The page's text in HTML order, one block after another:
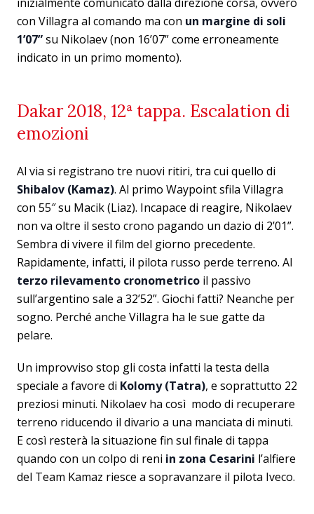
inizialmente comunicato dalla direzione corsa, ovvero
con Villagra al comando ma con un margine di soli
1’07”su Nikolaev (non 16’07” come erroneamente
indicato in un primo momento).
Dakar 2018, 12ª tappa. Escalation di
emozioni
Al via si registrano tre nuovi ritiri, tra cui quello di
Shibalov (Kamaz). Al primo Waypoint sfila Villagra
con 55″ su Macik (Liaz). Incapace di reagire, Nikolaev
non va oltre il sesto crono pagando un dazio di 2’01”.
Sembra di vivere il film del giorno precedente.
Rapidamente, infatti, il pilota russo perde terreno. Al
terzo rilevamento cronometrico il passivo
sull’argentino sale a 32’52”. Giochi fatti? Neanche per
sogno. Perché anche Villagra ha le sue gatte da
pelare.
Un improvviso stop gli costa infatti la testa della
speciale a favore di Kolomy (Tatra), e soprattutto 22
preziosi minuti. Nikolaev ha così modo di recuperare
terreno riducendo il divario a una manciata di minuti.
E così resterà la situazione fin sul finale di tappa
quando con un colpo di reni in zona Cesarini l’alfiere
del Team Kamaz riesce a sopravanzare il pilota Iveco.